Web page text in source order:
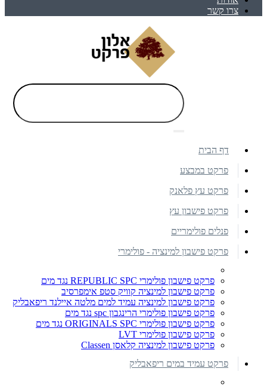
צרו קשר
דף הבית
פרקט במבצע
פרקט עץ פלאנק
פרקט פישבון עץ
פנלים פולימריים
פרקט פישבון למינציה - פולימרי
פרקט פישבון פולימרי REPUBLIC SPC נגד מים
פרקט פישבון למינציה קוויק סטפ אימפרסיב
פרקט פישבון למינציה עמיד למים מלטה איילנד ריפאבליק
פרקט פישבון פולימרי הרינגבון spc נגד מים
פרקט פישבון פולימרי ORIGINALS SPC נגד מים
פרקט פישבון פולימרי LVT
פרקט פישבון למינציה קלאסן Classen
פרקט עמיד במים ריפאבליק